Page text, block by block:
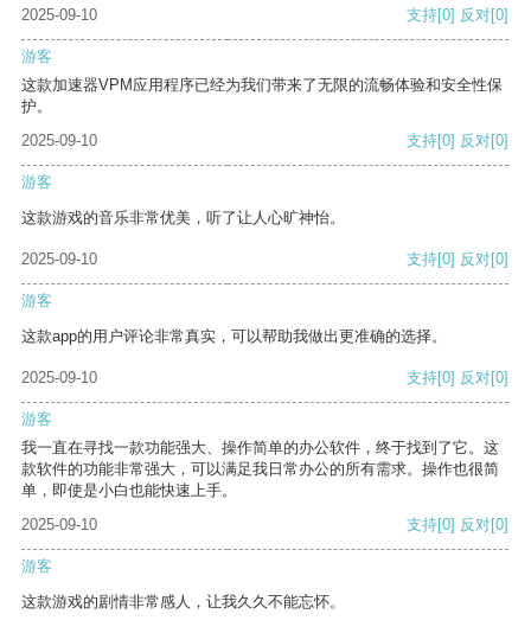
2025-09-10 支持[0] 反对[0]
游客
这款加速器VPM应用程序已经为我们带来了无限的流畅体验和安全性保
护。
2025-09-10
支持[0] 反对[0]
游客
这款游戏的音乐非常优美，听了让人心旷神怡。
2025-09-10 支持[0] 反对[0]
游客
这款app的用户评论非常真实，可以帮助我做出更准确的选择。
2025-09-10 支持[0] 反对[0]
游客
我一直在寻找一款功能强大、操作简单的办公软件，终于找到了它。这
款软件的功能非常强大，可以满足我日常办公的所有需求。操作也很简
单，即使是小白也能快速上手。
2025-09-10
支持[0] 反对[0]
游客
这款游戏的剧情非常感人，让我久久不能忘怀。